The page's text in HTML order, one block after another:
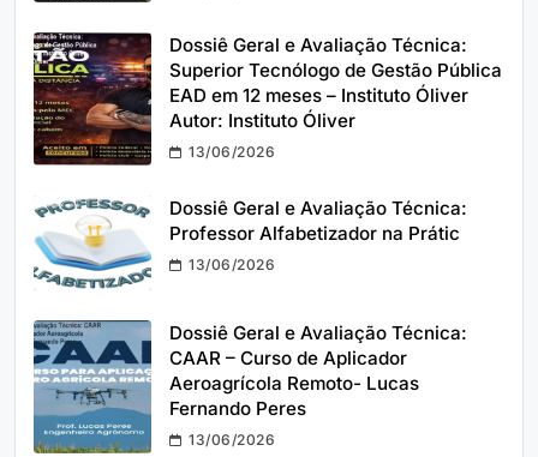
Dossiê Geral e Avaliação Técnica:
Superior Tecnólogo de Gestão Pública
EAD em 12 meses – Instituto Óliver
Autor: Instituto Óliver
13/06/2026
Dossiê Geral e Avaliação Técnica:
Professor Alfabetizador na Prátic
13/06/2026
Dossiê Geral e Avaliação Técnica:
CAAR – Curso de Aplicador
Aeroagrícola Remoto- Lucas
Fernando Peres
13/06/2026